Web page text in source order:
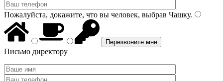
Пожалуйста, докажите, что вы человек, выбрав Чашку.
Письмо директору